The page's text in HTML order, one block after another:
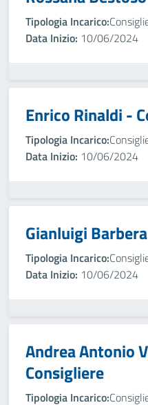
Tipologia Incarico:
Data Inizio: 10/06/2024
Enrico Rinaldi -
Tipologia Incarico:
Data Inizio: 10/06/2024
Gianluigi
Tipologia Incarico:
Data Inizio: 10/06/2024
Andrea Antonio
Consigliere
Tipologia Incarico: